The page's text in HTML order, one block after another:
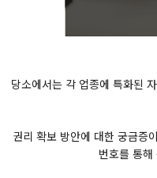
당소에서는 각 업종에 특화된
권리 확보 방안에 대한 궁금증
번호를 통